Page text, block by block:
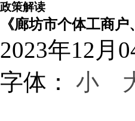
政策解读
《廊坊市个体工商
2023年12月
字体： 小